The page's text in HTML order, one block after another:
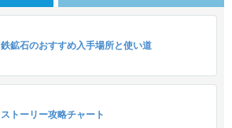
鉄鉱石のおすすめ入手場所と使い道
ストーリー攻略チャート